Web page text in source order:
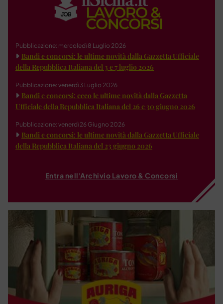
Pubblicazione: mercoledì 8 Luglio 2026
Bandi e concorsi: le ultime novità dalla Gazzetta Ufficiale
della Repubblica Italiana del 3 e 7 luglio 2026
Pubblicazione: venerdì 3 Luglio 2026
Bandi e concorsi: ecco le ultime novità dalla Gazzetta
Ufficiale della Repubblica Italiana del 26 e 30 giugno 2026
Pubblicazione: venerdì 26 Giugno 2026
Bandi e concorsi: le ultime novità dalla Gazzetta Ufficiale
della Repubblica Italiana del 23 giugno 2026
Entra nell'Archivio Lavoro & Concorsi